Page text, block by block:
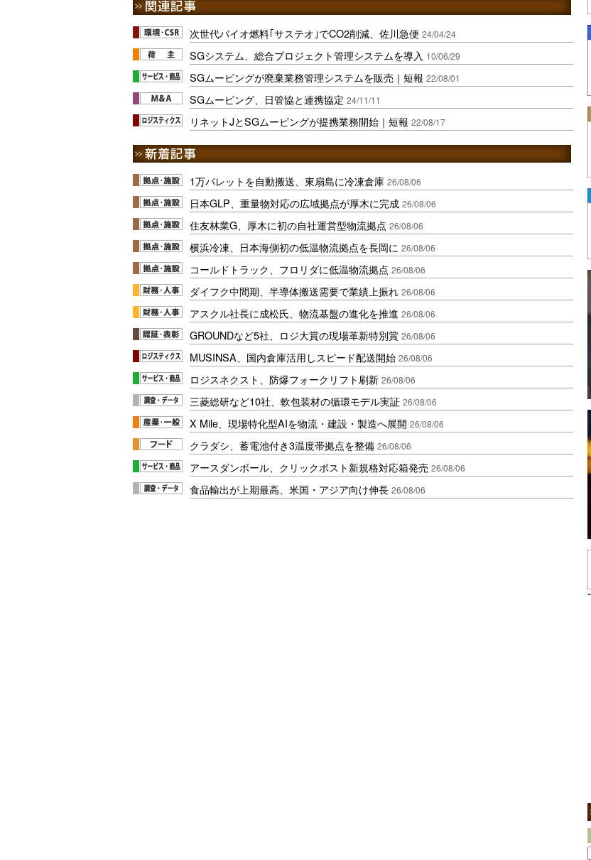
次世代バイオ燃料｢サステオ｣でCO2削減、佐川急便 24/04/24
SGシステム、総合プロジェクト管理システムを導入 10/06/29
SGムービングが廃棄業務管理システムを販売｜短報 22/08/01
SGムービング、日管協と連携協定 24/11/11
リネットJとSGムービングが提携業務開始｜短報 22/08/17
1万パレットを自動搬送、東扇島に冷凍倉庫 26/08/06
日本GLP、重量物対応の広域拠点が厚木に完成 26/08/06
住友林業G、厚木に初の自社運営型物流拠点 26/08/06
横浜冷凍、日本海側初の低温物流拠点を長岡に 26/08/06
コールドトラック、フロリダに低温物流拠点 26/08/06
ダイフク中間期、半導体搬送需要で業績上振れ 26/08/06
アスクル社長に成松氏、物流基盤の進化を推進 26/08/06
GROUNDなど5社、ロジ大賞の現場革新特別賞 26/08/06
MUSINSA、国内倉庫活用しスピード配送開始 26/08/06
ロジスネクスト、防爆フォークリフト刷新 26/08/06
三菱総研など10社、軟包装材の循環モデル実証 26/08/06
X Mile、現場特化型AIを物流・建設・製造へ展開 26/08/06
クラダシ、蓄電池付き3温度帯拠点を整備 26/08/06
アースダンボール、クリックポスト新規格対応箱発売 26/08/06
食品輸出が上期最高、米国・アジア向け伸長 26/08/06